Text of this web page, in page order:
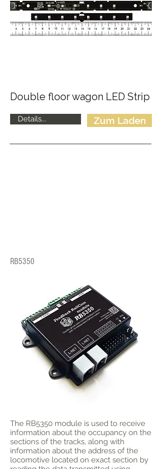
Double floor wagon LED Strip
Details... Zum Laden
RB5350
The RB5350 module is used to receive
information about the occupancy on the
sections of the tracks, along with
information about the address of the
locomotive located on exact section by